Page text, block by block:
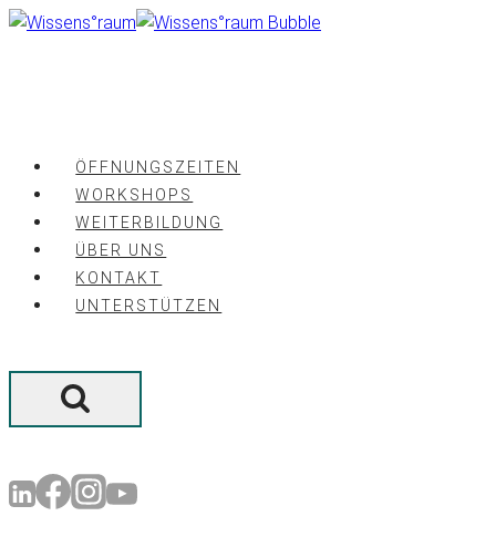
Zum
ÖFFNUNGSZEITEN
WORKSHOPS
WEITERBILDUNG
ÜBER UNS
KONTAKT
UNTERSTÜTZEN